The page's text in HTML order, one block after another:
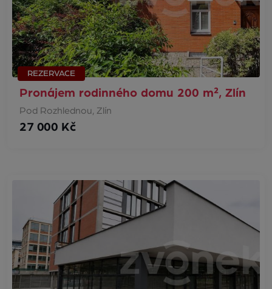
REZERVACE
Pronájem rodinného domu 200 m², Zlín
Pod Rozhlednou, Zlín
27 000 Kč